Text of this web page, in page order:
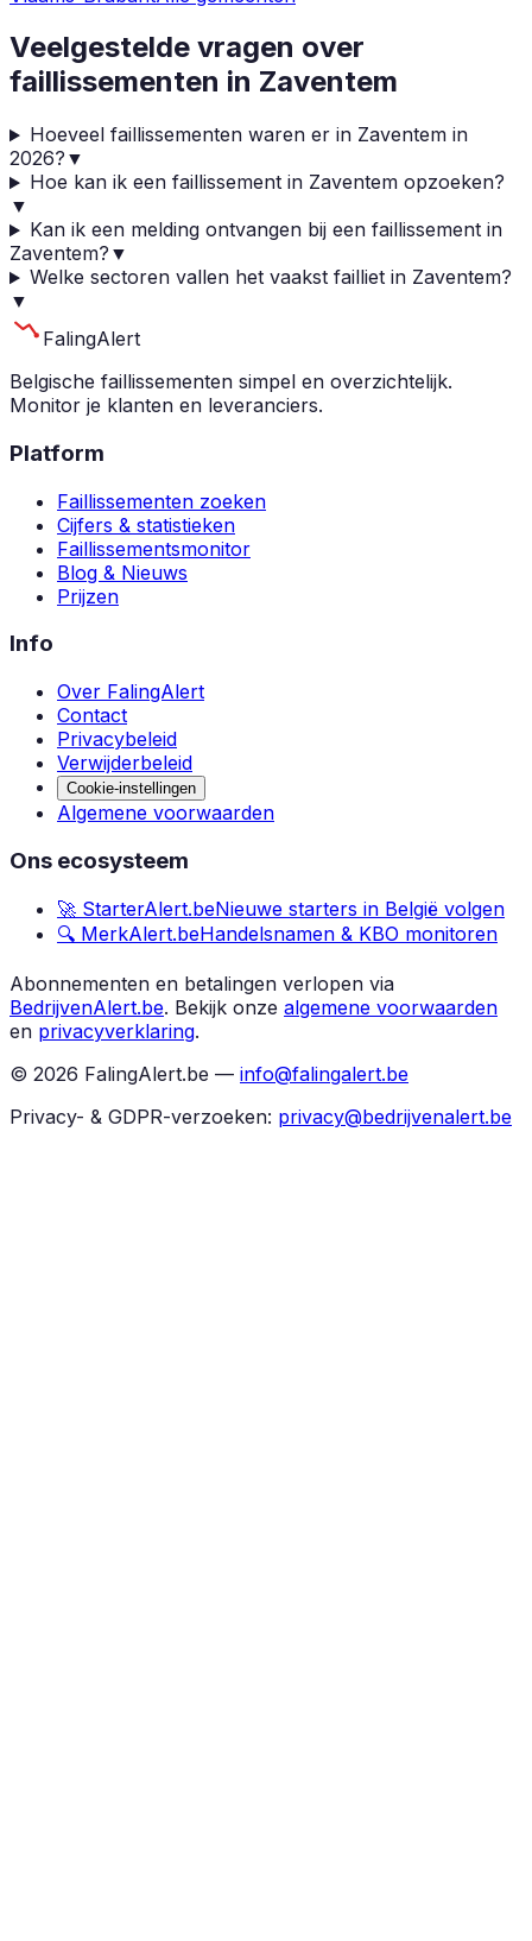
Veelgestelde vragen over
faillissementen in Zaventem
Hoeveel faillissementen waren er in Zaventem in
2026? ▼
Hoe kan ik een faillissement in Zaventem opzoeken?
▼
Kan ik een melding ontvangen bij een faillissement in
Zaventem? ▼
Welke sectoren vallen het vaakst failliet in Zaventem?
▼
FalingAlert
Belgische faillissementen simpel en overzichtelijk.
Monitor je klanten en leveranciers.
Platform
Faillissementen zoeken
Cijfers & statistieken
Faillissementsmonitor
Blog & Nieuws
Prijzen
Info
Over FalingAlert
Contact
Privacybeleid
Verwijderbeleid
Cookie-instellingen
Algemene voorwaarden
Ons ecosysteem
🚀 StarterAlert.beNieuwe starters in België volgen
🔍 MerkAlert.beHandelsnamen & KBO monitoren
Abonnementen en betalingen verlopen via
BedrijvenAlert.be. Bekijk onze algemene voorwaarden
en privacyverklaring.
© 2026 FalingAlert.be — info@falingalert.be
Privacy- & GDPR-verzoeken: privacy@bedrijvenalert.be